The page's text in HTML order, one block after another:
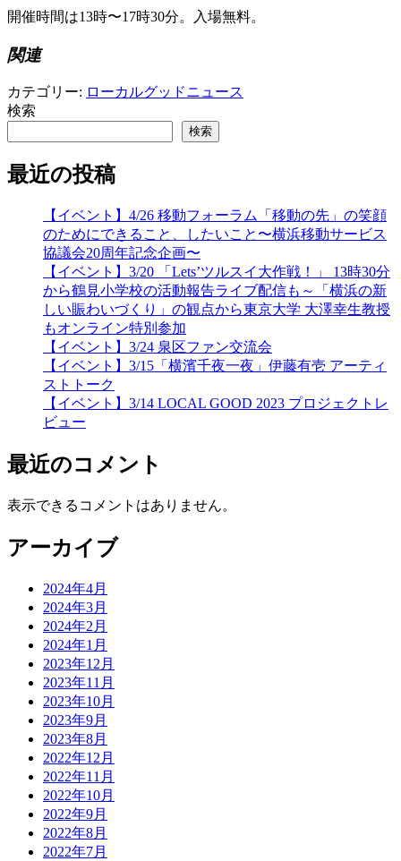
開催時間は13時〜17時30分。入場無料。
関連
カテゴリー: ローカルグッドニュース
検索
検索
最近の投稿
【イベント】4/26 移動フォーラム「移動の先」の笑顔
のためにできること、したいこと〜横浜移動サービス
協議会20周年記念企画〜
【イベント】3/20 「Lets’ツルスイ大作戦！」 13時30分
から鶴見小学校の活動報告ライブ配信も～「横浜の新
しい賑わいづくり」の観点から東京大学 大澤幸生教授
もオンライン特別参加
【イベント】3/24 泉区ファン交流会
【イベント】3/15「横濱千夜一夜」伊藤有壱 アーティ
ストトーク
【イベント】3/14 LOCAL GOOD 2023 プロジェクトレ
ビュー
最近のコメント
表示できるコメントはありません。
アーカイブ
2024年4月
2024年3月
2024年2月
2024年1月
2023年12月
2023年11月
2023年10月
2023年9月
2023年8月
2022年12月
2022年11月
2022年10月
2022年9月
2022年8月
2022年7月